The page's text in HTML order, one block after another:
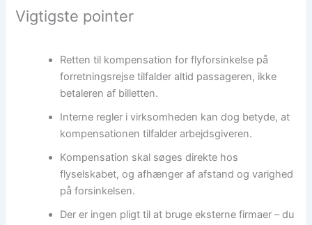
Vigtigste pointer
Retten til kompensation for flyforsinkelse på
forretningsrejse tilfalder altid passageren, ikke
betaleren af billetten.
Interne regler i virksomheden kan dog betyde, at
kompensationen tilfalder arbejdsgiveren.
Kompensation skal søges direkte hos
flyselskabet, og afhænger af afstand og varighed
på forsinkelsen.
Der er ingen pligt til at bruge eksterne firmaer – du